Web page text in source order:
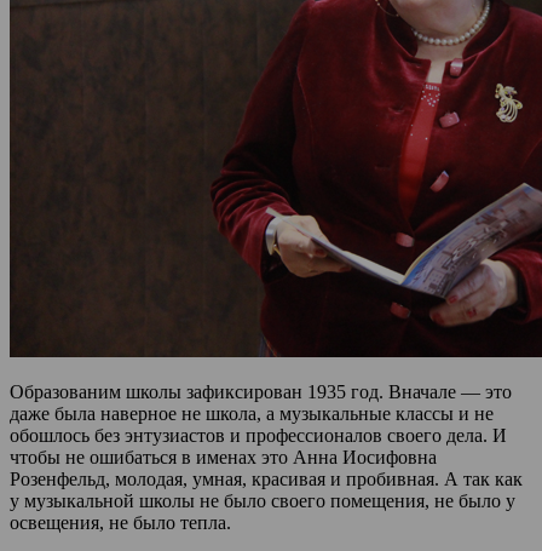
Образованим школы зафиксирован 1935 год. Вначале — это
даже была наверное не школа, а музыкальные классы и не
обошлось без энтузиастов и профессионалов своего дела. И
чтобы не ошибаться в именах это Анна Иосифовна
Розенфельд, молодая, умная, красивая и пробивная. А так как
у музыкальной школы не было своего помещения, не было у
освещения, не было тепла.